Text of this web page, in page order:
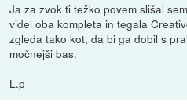
Ja za zvok ti težko povem slišal
videl oba kompleta in tegala
zgleda tako kot, da bi ga dobil s
močnejši bas.
L.p